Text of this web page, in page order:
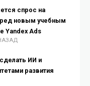
спрос на
новым учебным
Yandex Ads
ИИ и
развития